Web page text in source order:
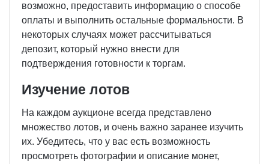
возможно, предоставить информацию о способе
оплаты и выполнить остальные формальности. В
некоторых случаях может рассчитываться
депозит, который нужно внести для
подтверждения готовности к торгам.
Изучение лотов
На каждом аукционе всегда представлено
множество лотов, и очень важно заранее изучить
их. Убедитесь, что у вас есть возможность
просмотреть фотографии и описание монет,